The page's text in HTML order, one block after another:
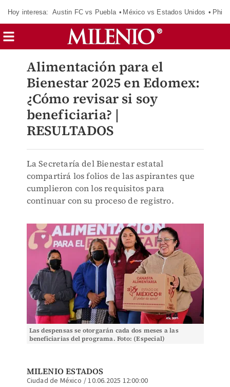
Hoy interesa: Austin FC vs Puebla México vs Estados Unidos
Alimentación para el
Bienestar 2025 en Edomex:
¿Cómo revisar si soy
beneficiaria? |
RESULTADOS
La Secretaría del Bienestar estatal
compartirá los folios de las aspirantes que
cumplieron con los requisitos para
continuar con su proceso de registro.
Las despensas se otorgarán cada dos meses a las
beneficiarias del programa. Foto: (Especial)
MILENIO ESTADOS
Ciudad de México /10.06.2025 12:00:00